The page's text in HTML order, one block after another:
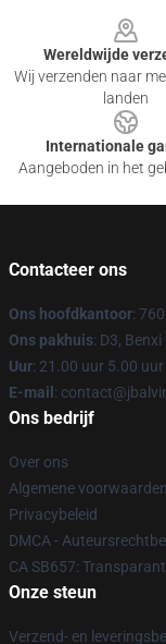
Wereldwijde
Wij verzenden naar
landen
Internationale
Aangeboden in het
Contacteer ons
Ons hoofdkantoor:
Ons pakhuis: D3,
Uur: 21.00 uur 5.00 uur
E-mail :
Ons bedrijf
Over ons
Algemene voorwaarden
Privacybeleid
DMCA -
CA SB657:
Onze steun
Verzend- en